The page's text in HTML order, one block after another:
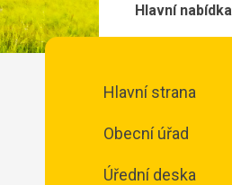
Hlavní nabídka
Hlavní strana
Obecní úřad
Úřední deska